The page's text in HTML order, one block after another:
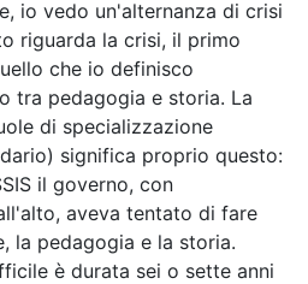
io vedo un'alternanza di crisi
riguarda la crisi, il primo
che io definisco
tra pedagogia e storia. La
di specializzazione
significa proprio questo:
il governo, con
aveva tentato di fare
la pedagogia e la storia.
è durata sei o sette anni